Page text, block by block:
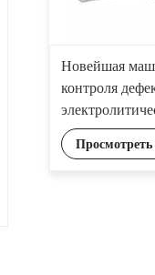
Новейшая
контроля
технологией
интеллекта и
Просмотреть